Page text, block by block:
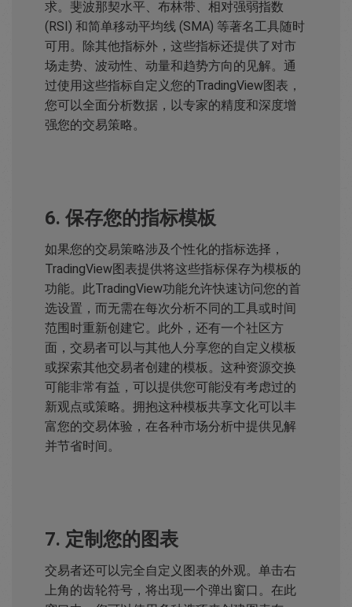
求。斐波那契水平、布林带、相对强弱指数
(RSI) 和简单移动平均线 (SMA) 等著名工具随时
可用。除其他指标外，这些指标还提供了对市
场走势、波动性、动量和趋势方向的见解。通
过使用这些指标自定义您的TradingView图表，
您可以全面分析数据，以专家的精度和深度增
强您的交易策略。
6. 保存您的指标模板
如果您的交易策略涉及个性化的指标选择，
TradingView图表提供将这些指标保存为模板的
功能。此TradingView功能允许快速访问您的首
选设置，而无需在每次分析不同的工具或时间
范围时重新创建它。此外，还有一个社区方
面，交易者可以与其他人分享您的自定义模板
或探索其他交易者创建的模板。这种资源交换
可能非常有益，可以提供您可能没有考虑过的
新观点或策略。拥抱这种模板共享文化可以丰
富您的交易体验，在各种市场分析中提供见解
并节省时间。
7. 定制您的图表
交易者还可以完全自定义图表的外观。单击右
上角的齿轮符号，将出现一个弹出窗口。在此